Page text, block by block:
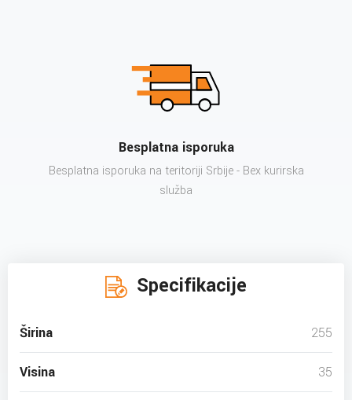
Besplatna isporuka
Besplatna isporuka na teritoriji Srbije - Bex kurirska
služba
Specifikacije
Širina 255
Visina 35